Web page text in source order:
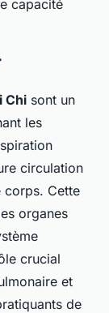
capacité
Chi sont un
les
circulation
corps. Cette
organes
crucial
et
de